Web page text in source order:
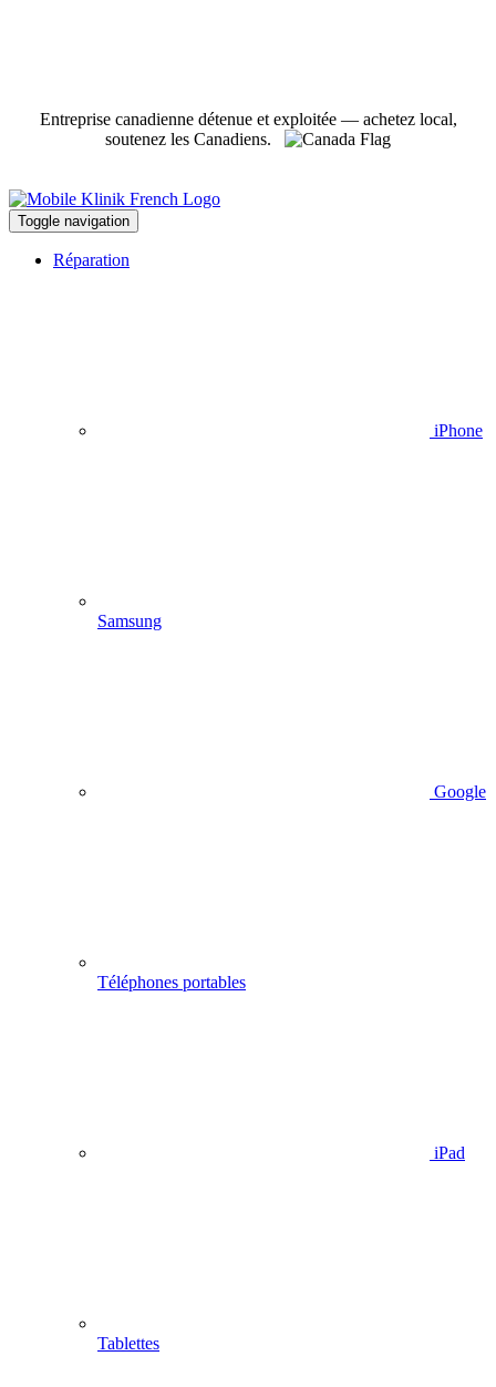
Entreprise canadienne détenue et exploitée — achetez local,
soutenez les Canadiens.
Toggle navigation
Réparation
iPhone
Samsung
Google
Téléphones portables
iPad
Tablettes